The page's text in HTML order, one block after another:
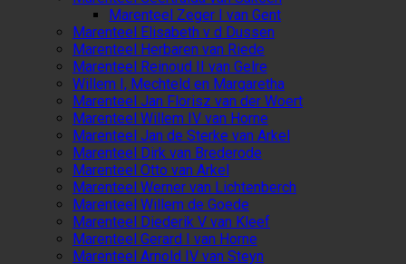
Marenteel Zeger I van Gent
Marenteel Elisabeth v d Dussen
Marenteel Herbaren van Riede
Marenteel Reinoud II van Gelre
Willem I, Mechteld en Margaretha
Marenteel Jan Florisz van der Woert
Marenteel Willem IV van Horne
Marenteel Jan de Sterke van Arkel
Marenteel Dirk van Brederode
Marenteel Otto van Arkel
Marenteel Werner van Lichtenberch
Marenteel Willem de Goede
Marenteel Diederik V van Kleef
Marenteel Gerard I van Horne
Marenteel Arnold IV van Steyn